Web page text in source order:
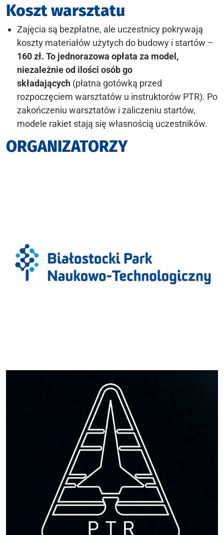
Koszt warsztatu
Zajęcia są bezpłatne, ale uczestnicy pokrywają
koszty materiałów użytych do budowy i startów –
160 zł. To jednorazowa opłata za model,
niezależnie od ilości osób go
składających (płatna gotówką przed
rozpoczęciem warsztatów u instruktorów PTR). Po
zakończeniu warsztatów i zaliczeniu startów,
modele rakiet stają się własnością uczestników.
ORGANIZATORZY